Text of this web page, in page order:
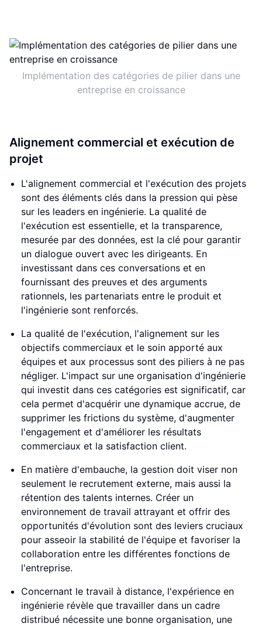
Implémentation des catégories de pilier dans une
entreprise en croissance
Alignement commercial et exécution de
projet
L'alignement commercial et l'exécution des projets
sont des éléments clés dans la pression qui pèse
sur les leaders en ingénierie. La qualité de
l'exécution est essentielle, et la transparence,
mesurée par des données, est la clé pour garantir
un dialogue ouvert avec les dirigeants. En
investissant dans ces conversations et en
fournissant des preuves et des arguments
rationnels, les partenariats entre le produit et
l'ingénierie sont renforcés.
La qualité de l'exécution, l'alignement sur les
objectifs commerciaux et le soin apporté aux
équipes et aux processus sont des piliers à ne pas
négliger. L'impact sur une organisation d'ingénierie
qui investit dans ces catégories est significatif, car
cela permet d'acquérir une dynamique accrue, de
supprimer les frictions du système, d'augmenter
l'engagement et d'améliorer les résultats
commerciaux et la satisfaction client.
En matière d'embauche, la gestion doit viser non
seulement le recrutement externe, mais aussi la
rétention des talents internes. Créer un
environnement de travail attrayant et offrir des
opportunités d'évolution sont des leviers cruciaux
pour asseoir la stabilité de l'équipe et favoriser la
collaboration entre les différentes fonctions de
l'entreprise.
Concernant le travail à distance, l'expérience en
ingénierie révèle que travailler dans un cadre
distribué nécessite une bonne organisation, une